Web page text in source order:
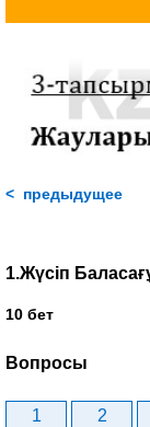
< предыдущее
1.Жүсіп
10 бет
Вопросы
1 2